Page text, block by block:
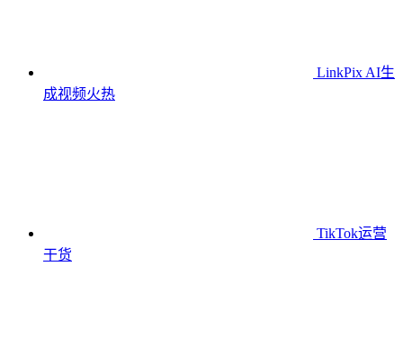
LinkPix AI生
成视频火热
TikTok运营
干货